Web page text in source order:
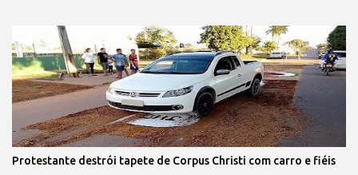
Protestante destrói tapete de Corpus Christi com carro e fiéis